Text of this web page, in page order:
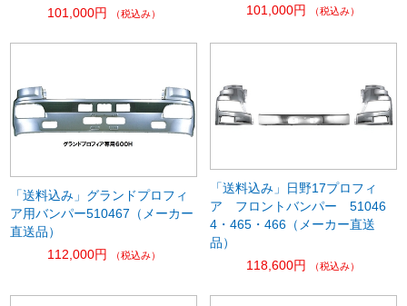
101,000円
（税込み）
101,000円
（税込み）
「送料込み」グランドプロフィ
ア用バンパー510467（メーカー
直送品）
112,000円
（税込み）
「送料込み」日野17プロフィ
ア フロントバンパー 51046
4・465・466（メーカー直送
品）
118,600円
（税込み）